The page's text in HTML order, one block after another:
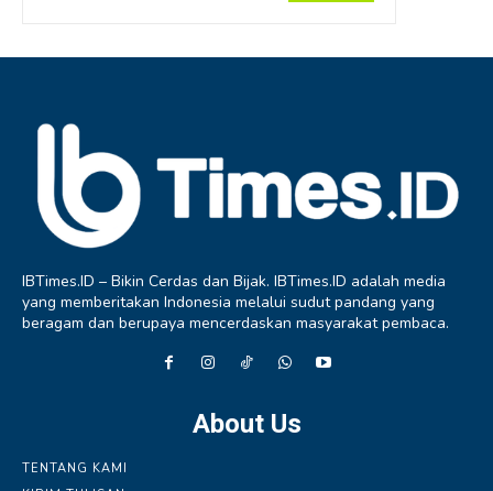
IBTimes.ID – Bikin Cerdas dan Bijak. IBTimes.ID adalah media
yang memberitakan Indonesia melalui sudut pandang yang
beragam dan berupaya mencerdaskan masyarakat pembaca.
About Us
TENTANG KAMI